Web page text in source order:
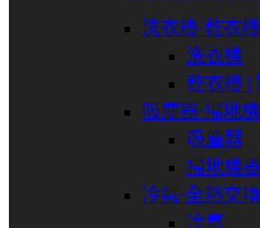
洗衣機⋅乾衣
洗衣機
乾衣機 |
吸塵器⋅掃地
吸塵器
掃地機
冷氣⋅全熱交
冷氣